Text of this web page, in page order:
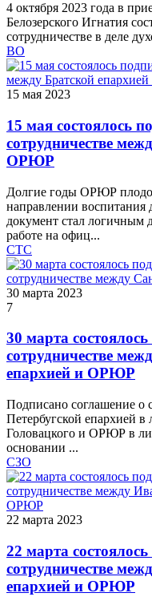
4 октября 2023 года в
Белозерского Игнатия
сотрудничестве в деле
ВО
15 мая 2023
15 мая состоялось
сотрудничестве
ОРЮР
Долгие годы ОРЮР
направлении
документ стал логичным
работе на офиц...
СТС
30 марта 2023
7
30 марта
сотрудничестве
епархией и ОРЮР
Подписано соглашение о
Петербугской епархией в
Головацкого и ОРЮР в
основании ...
СЗО
22 марта 2023
22 марта
сотрудничестве
епархией и ОРЮР